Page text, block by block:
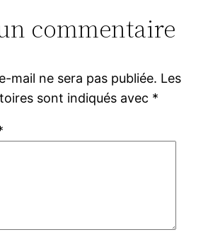
commentaire
mail ne sera pas publiée. Les
sont indiqués avec *